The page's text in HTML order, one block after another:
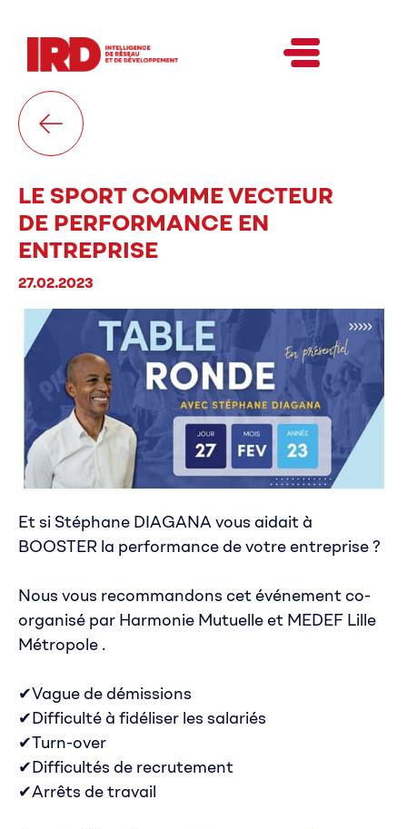
LE SPORT COMME VECTEUR
DE PERFORMANCE EN
ENTREPRISE
27.02.2023
Et si Stéphane DIAGANA vous aidait à
BOOSTER la performance de votre entreprise ?
Nous vous recommandons cet événement co-
organisé par Harmonie Mutuelle et MEDEF Lille
Métropole .
✔Vague de démissions
✔Difficulté à fidéliser les salariés
✔Turn-over
✔Difficultés de recrutement
✔Arrêts de travail